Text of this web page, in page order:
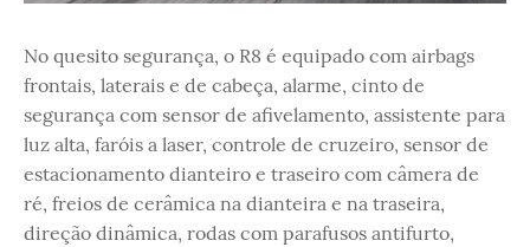
No quesito segurança, o R8 é equipado com airbags
frontais, laterais e de cabeça, alarme, cinto de
segurança com sensor de afivelamento, assistente para
luz alta, faróis a laser, controle de cruzeiro, sensor de
estacionamento dianteiro e traseiro com câmera de
ré, freios de cerâmica na dianteira e na traseira,
direção dinâmica, rodas com parafusos antifurto,